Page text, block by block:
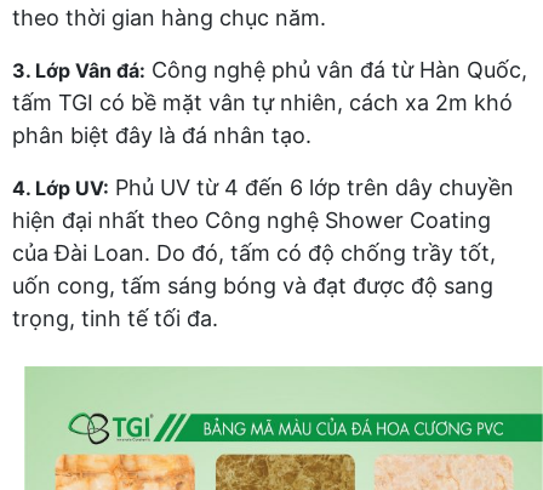
theo thời gian hàng chục năm.
3. Lớp Vân đá: Công nghệ phủ vân đá từ Hàn Quốc,
tấm TGI có bề mặt vân tự nhiên, cách xa 2m khó
phân biệt đây là đá nhân tạo.
4. Lớp UV: Phủ UV từ 4 đến 6 lớp trên dây chuyền
hiện đại nhất theo Công nghệ Shower Coating
của Đài Loan. Do đó, tấm có độ chống trầy tốt,
uốn cong, tấm sáng bóng và đạt được độ sang
trọng, tinh tế tối đa.